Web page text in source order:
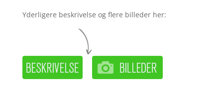
Yderligere beskrivelse og flere billeder her: